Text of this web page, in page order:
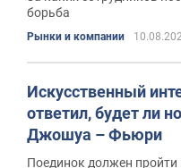
борьба
Рынки и компании
Искусственный
ответил, будет ли
Джошуа – Фьюри
Поединок должен пройти